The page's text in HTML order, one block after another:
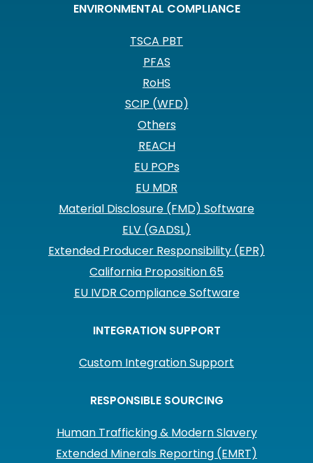
ENVIRONMENTAL COMPLIANCE
TSCA PBT
PFAS
RoHS
SCIP (WFD)
Others
REACH
EU POPs
EU MDR
Material Disclosure (FMD) Software
ELV (GADSL)
Extended Producer Responsibility (EPR)
California Proposition 65
EU IVDR Compliance Software
INTEGRATION SUPPORT
Custom Integration Support
RESPONSIBLE SOURCING
Human Trafficking & Modern Slavery
Extended Minerals Reporting (EMRT)